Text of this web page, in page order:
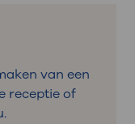
van een
receptie of